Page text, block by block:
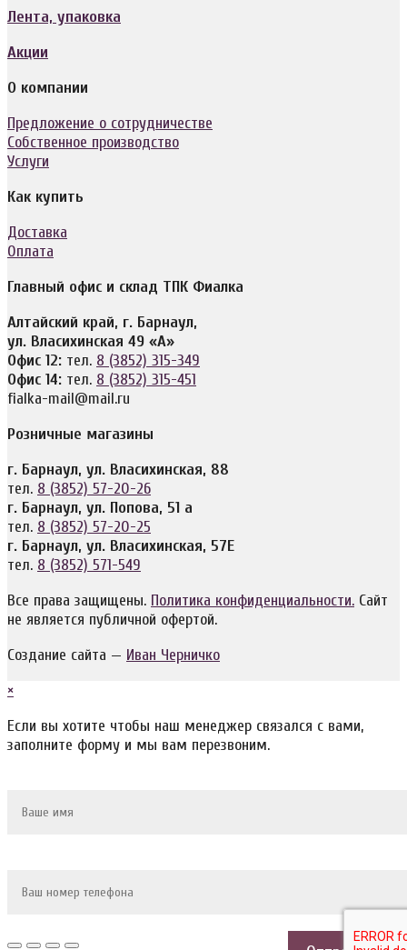
Лента, упаковка
Акции
О компании
Предложение о сотрудничестве
Собственное производство
Услуги
Как купить
Доставка
Оплата
Главный офис и склад ТПК Фиалка
Алтайский край, г. Барнаул,
ул. Власихинская 49 «А»
Офис 12: тел. 8 (3852) 315-349
Офис 14: тел. 8 (3852) 315-451
fialka-mail@mail.ru
Розничные магазины
г. Барнаул, ул. Власихинская, 88
тел. 8 (3852) 57-20-26
г. Барнаул, ул. Попова, 51 а
тел. 8 (3852) 57-20-25
г. Барнаул, ул. Власихинская, 57Е
тел. 8 (3852) 571-549
Все права защищены. Политика конфиденциальности. Сайт
не является публичной офертой.
Создание сайта — Иван Черничко
×
Если вы хотите чтобы наш менеджер связался с вами,
заполните форму и мы вам перезвоним.